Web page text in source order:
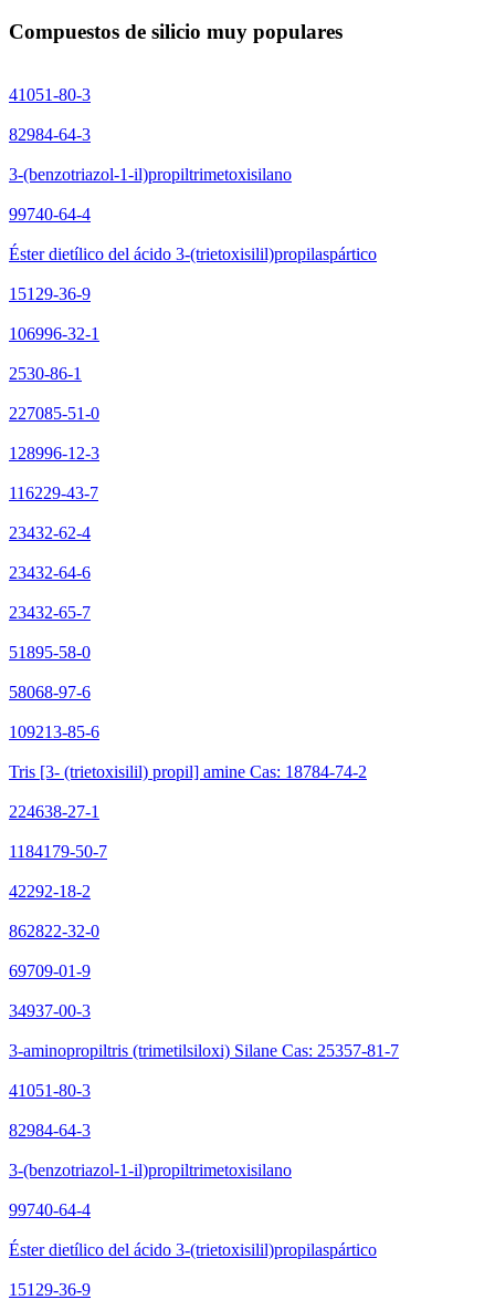
Compuestos de silicio muy populares
41051-80-3
82984-64-3
3-(benzotriazol-1-il)propiltrimetoxisilano
99740-64-4
Éster dietílico del ácido 3-(trietoxisilil)propilaspártico
15129-36-9
106996-32-1
2530-86-1
227085-51-0
128996-12-3
116229-43-7
23432-62-4
23432-64-6
23432-65-7
51895-58-0
58068-97-6
109213-85-6
Tris [3- (trietoxisilil) propil] amine Cas: 18784-74-2
224638-27-1
1184179-50-7
42292-18-2
862822-32-0
69709-01-9
34937-00-3
3-aminopropiltris (trimetilsiloxi) Silane Cas: 25357-81-7
41051-80-3
82984-64-3
3-(benzotriazol-1-il)propiltrimetoxisilano
99740-64-4
Éster dietílico del ácido 3-(trietoxisilil)propilaspártico
15129-36-9